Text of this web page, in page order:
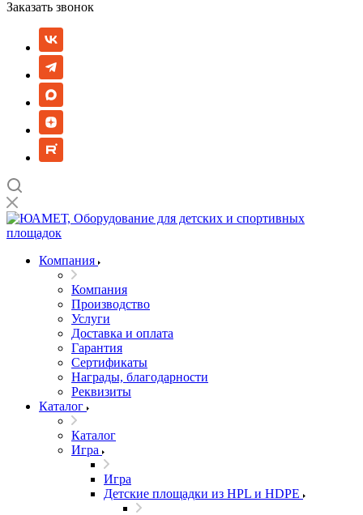
Заказать звонок
Компания
Компания
Производство
Услуги
Доставка и оплата
Гарантия
Сертификаты
Награды, благодарности
Реквизиты
Каталог
Каталог
Игра
Игра
Детские площадки из HPL и HDPE